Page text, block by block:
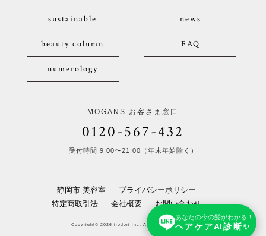
あなたの今の髪がわかる！
ヘアケアAI診断✨
sustainable news
beauty column FAQ
numerology
MOGANS お客さま窓口
0120-567-432
受付時間 9:00〜21:00（年末年始除く）
静岡市 美容室
プライバシーポリシー
特定商取引法
会社概要 お問い合わせ
Copyright© 2026 irodori inc. All Rights Reserved.